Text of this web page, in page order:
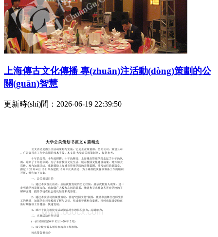
上海傳古文化傳播 專(zhuān)注活動(dòng)策劃的公
關(guān)智慧
更新時(shí)間：2026-06-19 22:39:50